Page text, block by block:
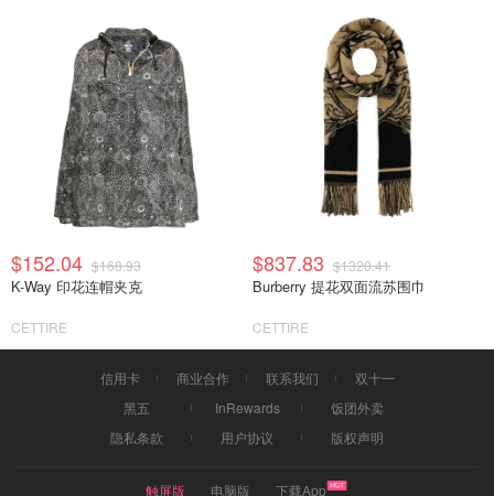
$152.04 $168.93
K-Way 印花连帽夹克
CETTIRE
$837.83 $1320.41
Burberry 提花双面流苏围巾
CETTIRE
信用卡 商业合作 联系我们
双十一
黑五
InRewards
饭团外卖
隐私条款
用户协议 版权声明
触屏版 电脑版 下载App